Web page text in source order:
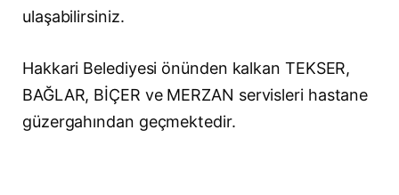
ulaşabilirsiniz.
Hakkari Belediyesi önünden kalkan TEKSER,
BAĞLAR, BİÇER ve MERZAN servisleri hastane
güzergahından geçmektedir.